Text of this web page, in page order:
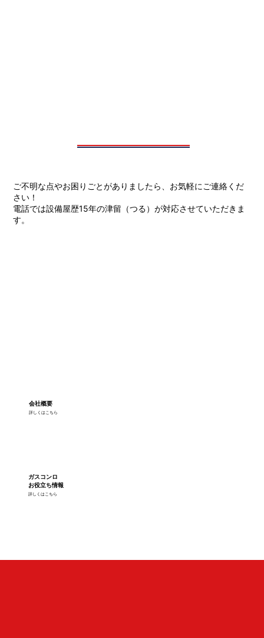
ご不明な点やお困りごとがありましたら、お気軽にご連絡くだ
さい！
電話では設備屋歴15年の津留（つる）が対応させていただきま
す。
詳しくはこちら
会社概要
詳しくはこちら
ガスコンロ
お役立ち情報